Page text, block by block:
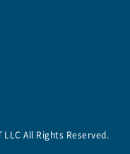
LLC All Rights Reserved.